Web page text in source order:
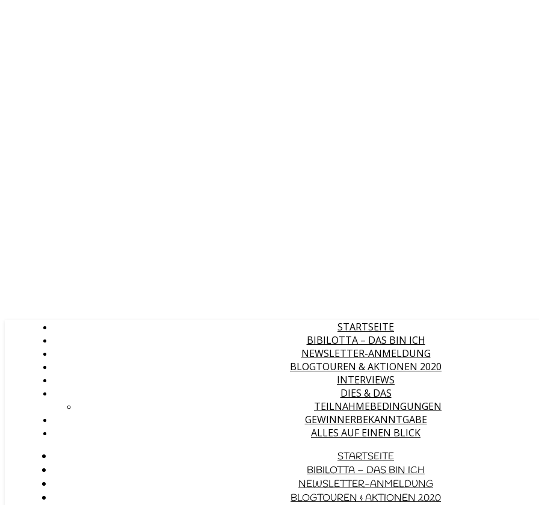
STARTSEITE
BIBILOTTA – DAS BIN ICH
NEWSLETTER-ANMELDUNG
BLOGTOUREN & AKTIONEN 2020
INTERVIEWS
DIES & DAS
TEILNAHMEBEDINGUNGEN
GEWINNERBEKANNTGABE
ALLES AUF EINEN BLICK
STARTSEITE
BIBILOTTA – DAS BIN ICH
NEWSLETTER-ANMELDUNG
BLOGTOUREN & AKTIONEN 2020